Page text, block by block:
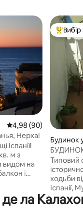
Середня оцінка: 4,98 з
4,98 (90)
Нерха!
Іспанії!
м з
видом на
і
площею
площу
Топ
Будинок
Типовий
ходьби
Іспанії,
пляжів
ла